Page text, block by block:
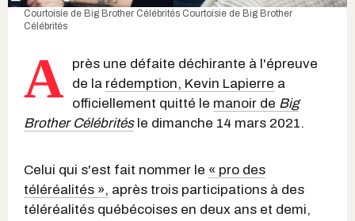
Courtoisie de Big Brother Célébrités Courtoisie de Big Brother
Célébrités
A
près une défaite déchirante à l'épreuve
de la rédemption, Kevin Lapierre a
officiellement quitté le manoir de Big
Brother Célébritésle dimanche 14 mars 2021.
Celui qui s'est fait nommer le « pro des
téléréalités », après trois participations à des
téléréalités québécoises en deux ans et demi,